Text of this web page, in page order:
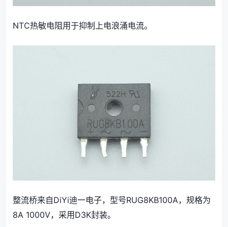
NTC热敏电阻用于抑制上电浪涌电流。
整流桥来自DiYi迪一电子，型号RUG8KB100A，规格为
8A 1000V，采用D3K封装。